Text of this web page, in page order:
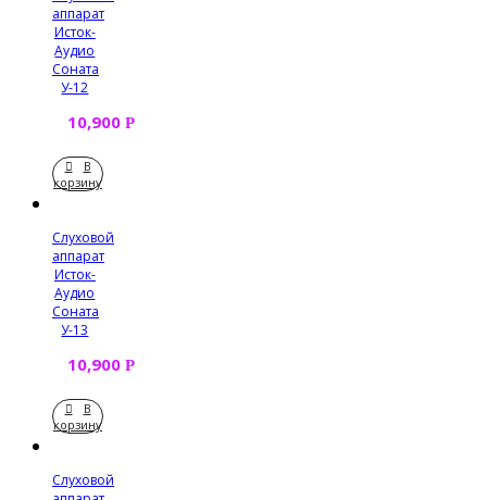
аппарат
Исток-
Аудио
Соната
У-12
10,900 Р
В
корзину
Слуховой
аппарат
Исток-
Аудио
Соната
У-13
10,900 Р
В
корзину
Слуховой